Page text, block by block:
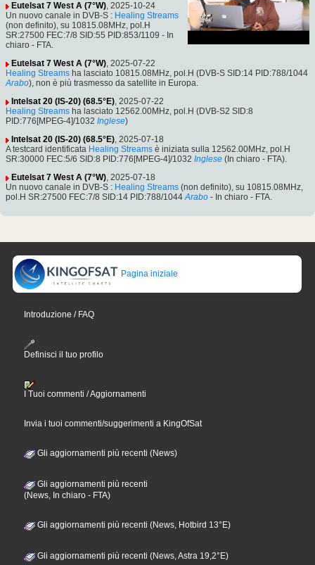
Eutelsat 7 West A (7°W), 2025-10-24
Un nuovo canale in DVB-S : Healing Streams
(non definito), su 10815.08MHz, pol.H
SR:27500 FEC:7/8 SID:55 PID:853/1109 - In
chiaro - FTA.
Eutelsat 7 West A (7°W), 2025-07-22
Healing Streams ha lasciato 10815.08MHz, pol.H (DVB-S SID:14 PID:788/1044
Arabo), non è più trasmesso da satellite in Europa.
Intelsat 20 (IS-20) (68.5°E), 2025-07-22
Healing Streams ha lasciato 12562.00MHz, pol.H (DVB-S2 SID:8
PID:776[MPEG-4]/1032 Inglese)
Intelsat 20 (IS-20) (68.5°E), 2025-07-18
A testcard identificata Healing Streams è iniziata sulla 12562.00MHz, pol.H
SR:30000 FEC:5/6 SID:8 PID:776[MPEG-4]/1032 Inglese (In chiaro - FTA).
Eutelsat 7 West A (7°W), 2025-07-18
Un nuovo canale in DVB-S : Healing Streams (non definito), su 10815.08MHz,
pol.H SR:27500 FEC:7/8 SID:14 PID:788/1044 Arabo - In chiaro - FTA.
Pagina iniziale
Introduzione / FAQ
Definisci il tuo profilo
I Tuoi commenti / Aggiornamenti
Invia i tuoi commenti/suggerimenti a KingOfSat
Gli aggiornamenti più recenti (News)
Gli aggiornamenti più recenti
(News, In chiaro - FTA)
Gli aggiornamenti più recenti (News, Hotbird 13°E)
Gli aggiornamenti più recenti (News, Astra 19,2°E)